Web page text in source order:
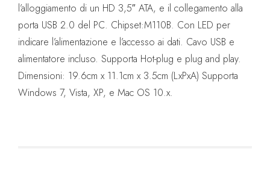
l’alloggiamento di un HD 3,5″ ATA, e il collegamento alla
porta USB 2.0 del PC. Chipset:M110B. Con LED per
indicare l’alimentazione e l’accesso ai dati. Cavo USB e
alimentatore incluso. Supporta Hot-plug e plug and play.
Dimensioni: 19.6cm x 11.1cm x 3.5cm (LxPxA) Supporta
Windows 7, Vista, XP, e Mac OS 10.x.